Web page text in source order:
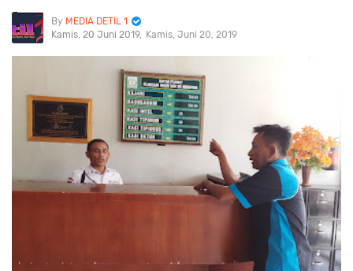
MEDIA DETIL 1
Kamis, 20 Juni 2019
Kamis, Juni 20, 2019